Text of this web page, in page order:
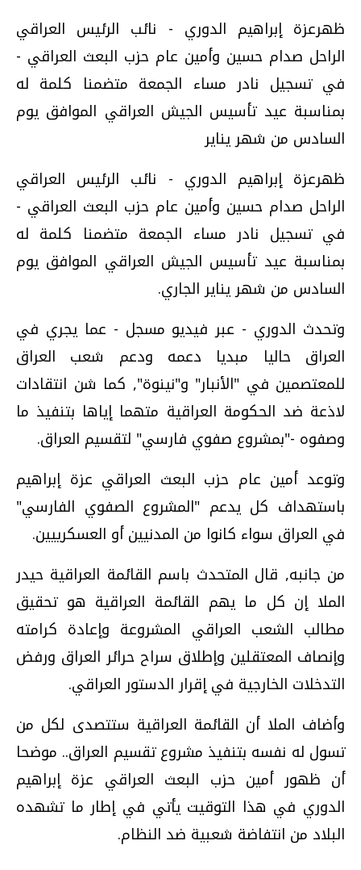
ظهرعزة إبراهيم الدوري - نائب الرئيس العراقي
الراحل صدام حسين وأمين عام حزب البعث العراقي -
في تسجيل نادر مساء الجمعة متضمنا كلمة له
بمناسبة عيد تأسيس الجيش العراقي الموافق يوم
السادس من شهر يناير
ظهرعزة إبراهيم الدوري - نائب الرئيس العراقي
الراحل صدام حسين وأمين عام حزب البعث العراقي -
في تسجيل نادر مساء الجمعة متضمنا كلمة له
بمناسبة عيد تأسيس الجيش العراقي الموافق يوم
السادس من شهر يناير الجاري.
وتحدث الدوري - عبر فيديو مسجل - عما يجري في
العراق حاليا مبديا دعمه ودعم شعب العراق
للمعتصمين في "الأنبار" و"نينوة", كما شن انتقادات
لاذعة ضد الحكومة العراقية متهما إياها بتنفيذ ما
وصفوه -"بمشروع صفوي فارسي" لتقسيم العراق.
وتوعد أمين عام حزب البعث العراقي عزة إبراهيم
باستهداف كل يدعم "المشروع الصفوي الفارسي"
في العراق سواء كانوا من المدنيين أو العسكرييين.
من جانبه, قال المتحدث باسم القائمة العراقية حيدر
الملا إن كل ما يهم القائمة العراقية هو تحقيق
مطالب الشعب العراقي المشروعة وإعادة كرامته
وإنصاف المعتقلين وإطلاق سراح حرائر العراق ورفض
التدخلات الخارجية في إقرار الدستور العراقي.
وأضاف الملا أن القائمة العراقية ستتصدى لكل من
تسول له نفسه بتنفيذ مشروع تقسيم العراق.. موضحا
أن ظهور أمين حزب البعث العراقي عزة إبراهيم
الدوري في هذا التوقيت يأتي في إطار ما تشهده
البلاد من انتفاضة شعبية ضد النظام.